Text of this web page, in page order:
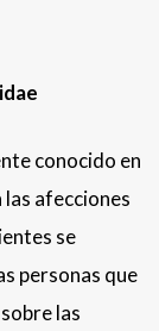
conocido en
afecciones
se
personas que
las